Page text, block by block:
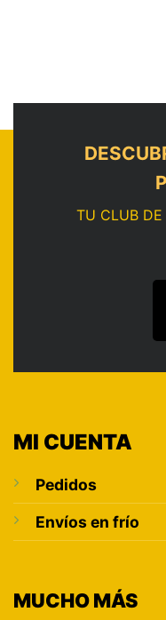
TU CLUB DE
MI CUENTA
Pedidos
Envíos en frío
MUCHO MÁS